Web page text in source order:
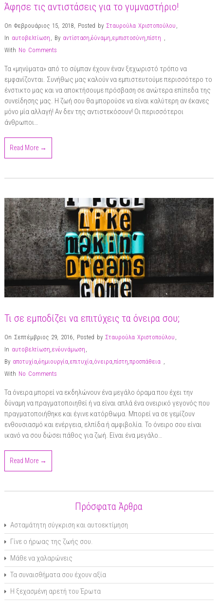
Άφησε τις αντιστάσεις για το γυμναστήριο!
On Φεβρουάριος 15, 2018 Posted by Σταυρούλα Χριστοπούλου
In αυτοβελτίωση By αντίσταση δύναμη εμπιστοσύνη πίστη
With No Comments
Τα «μηνύματα» από το σύμπαν έχουν έναν ξεχωριστό τρόπο να
εμφανίζονται. Συνήθως μας καλούν να εμπιστευτούμε περισσότερο το
ένστικτο μας και να αποκτήσουμε πρόσβαση σε ανώτερα επίπεδα της
συνείδησης μας. Η ζωή σου θα μπορούσε να είναι καλύτερη αν έκανες
μόνο μία αλλαγή! Αν δεν της αντιστεκόσουν! Οι περισσότεροι
άνθρωποι…
Read More →
Τι σε εμποδίζει να επιτύχεις τα όνειρα σου;
On Σεπτέμβριος 29, 2016 Posted by Σταυρούλα Χριστοπούλου
In αυτοβελτίωση ενδυνάμωση
By αποτυχία δημιουργία επιτυχία όνειρα πίστη προσπάθεια
With No Comments
Τα όνειρα μπορεί να εκδηλώνουν ένα μεγάλο όραμα που έχει την
δύναμη να πραγματοποιηθεί ή να είναι απλά ένα ονειρικό γεγονός που
πραγματοποιήθηκε και έγινε κατόρθωμα. Μπορεί να σε γεμίζουν
ενθουσιασμό και ενέργεια, ελπίδα ή αμφιβολία. Το όνειρο σου είναι
ικανό να σου δώσει πάθος για ζωή. Είναι ένα μεγάλο…
Read More →
Πρόσφατα Άρθρα
Ασταμάτητη σύγκριση και αυτοεκτίμηση
Γίνε ο ήρωας της ζωής σου.
Μάθε να χαλαρώνεις
Τα συναισθήματα σου έχουν αξία
Η ξεχασμένη αρετή του Έρωτα